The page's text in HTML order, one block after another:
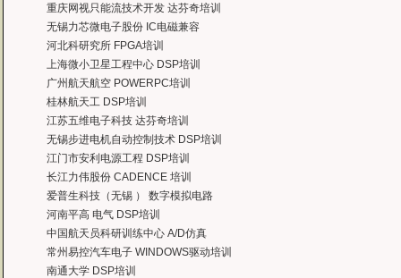
达到了我们想要的效果，希望继续合作下去。
——中国电子科技集团技术部主任 马工
曙海的FPGA 培训很好地填补了高校FPGA培训空白，不错。总之，有利于学生
——上海电子，冯老师
曙海给我们公司提供的Dsp6000培训，符合我们项目的开发要求，解决了很多困
——公安部第三研究所，项目部负责人李先生
MTK培训-我在网上找了很久，就是找不到。在曙海居然有MTK驱动的培训，老
——台湾双扬科技，研发处经理，杨先生
曙海对我们公司的iPhone培训，实验项目很多，确实学到了东西。受益无穷 啊
——台湾欧泽科技,张工
通过参加Symbian培训，再做Symbian相关的项目感觉更加得心应手了，理 论加
——IBM公司，沈经理
有曙海这样的DSP开发培训单位，是教育行业的财富，听了他们的课，茅塞顿开。
——上海医疗器械高等学校，罗老师
重庆网视只能流技术开发 达芬奇培训
无锡力芯微电子股份 IC电磁兼容
河北科研究所 FPGA培训
上海微小卫星工程中心 DSP培训
广州航天航空 POWERPC培训
桂林航天工 DSP培训
江苏五维电子科技 达芬奇培训
无锡步进电机自动控制技术 DSP培训
江门市安利电源工程 DSP培训
长江力伟股份 CADENCE 培训
爱普生科技（无锡 ） 数字模拟电路
河南平高 电气 DSP培训
中国航天员科研训练中心 A/D仿真
常州易控汽车电子 WINDOWS驱动培训
南通大学 DSP培训